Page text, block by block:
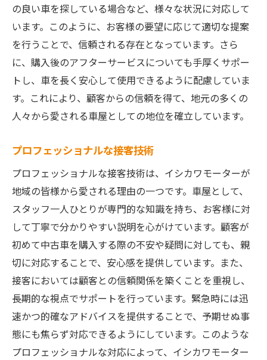
の良い車を探している場合など、様々な状況に対応して
います。このように、お客様の要望に応じて適切な提案
を行うことで、信頼される存在となっています。さら
に、購入後のアフターサービスについても手厚くサポー
トし、車を長く安心して使用できるように配慮していま
す。これにより、顧客からの信頼を得て、地元の多くの
人々から愛される車屋としての地位を確立しています。
プロフェッショナルな接客技術
プロフェッショナルな接客技術は、イシカワモーターが
地域の皆様から愛される理由の一つです。車屋として、
スタッフ一人ひとりが専門的な知識を持ち、お客様に対
して丁寧で分かりやすい説明を心がけています。顧客が
初めて中古車を購入する際の不安や疑問に対しても、親
切に対応することで、安心感を提供しています。また、
接客においては顧客との信頼関係を築くことを重視し、
長期的な視点でサポートを行っています。緊急時には迅
速かつ的確なアドバイスを提供することで、予期せぬ事
態にも焦らず対応できるようにしています。このような
プロフェッショナルな対応によって、イシカワモーター